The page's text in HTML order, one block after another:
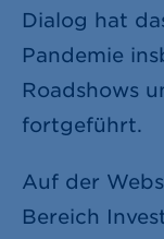
Dialog hat
Pandemie
Roadshows
fortgeführt.
Auf der
Bereich